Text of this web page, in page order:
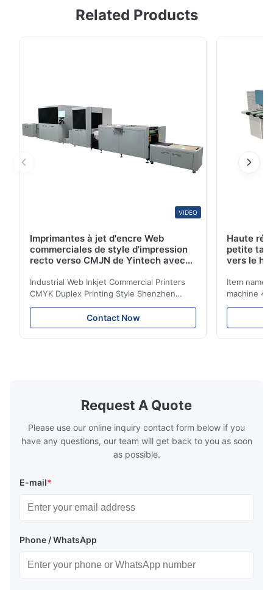
vente en gros 0.27mm de plat de la Chine PCT
Related Products
VIDEO
Imprimantes à jet d'encre Web
commerciales de style d'impression
recto verso CMJN de Yintech avec
Industrial Web Inkjet Commercial Printers
CMYK Duplex Printing Style Shenzhen
Yintech Co.,LTD is a modern high-tech
enterprise specialized in pre-press plate
making equipment, integrating design, R&D,
UV plate making machine Flexo plate
making machine Monochrome / Dual
Contact Now
Haute
petite
vers le
Item name
machine 4-
max format
choose
Request A Quote
Please use our online inquiry contact form below if you
have any questions, our team will get back to you as soon
as possible.
E-mail*
Phone / WhatsApp